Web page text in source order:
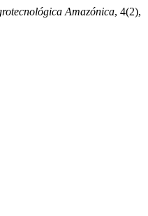
Amazónica, 4(2),